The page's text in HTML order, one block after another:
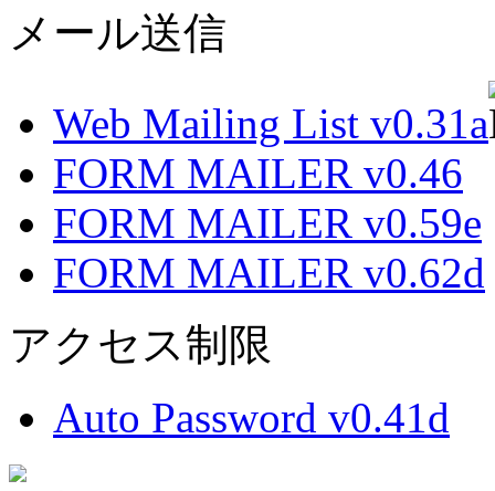
メール送信
Web Mailing List v0.31a
FORM MAILER v0.46
FORM MAILER v0.59e
FORM MAILER v0.62d
アクセス制限
Auto Password v0.41d